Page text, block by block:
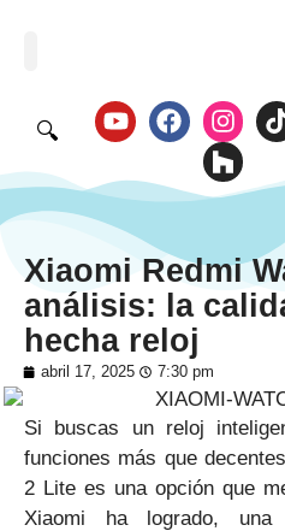
🔍
Xiaomi Redmi
análisis: la
hecha reloj
abril 17, 2025 7:30 pm
Si buscas un reloj
funciones más que
2 Lite es una opción que
Xiaomi ha logrado,